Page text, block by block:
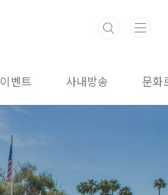
이벤트 사내방송 문화